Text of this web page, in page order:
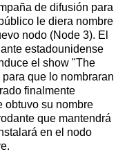
de difusión para
le diera nombre
nodo (Node 3). El
estadounidense
el show "The
que lo nombraran
finalmente
obtuvo su nombre
que mantendrá
en el nodo